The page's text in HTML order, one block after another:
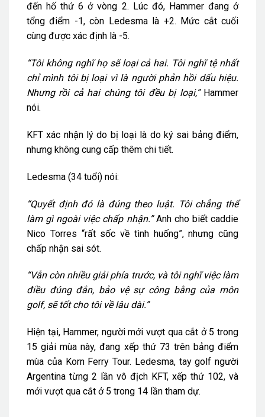
đến hố thứ 6 ở vòng 2. Lúc đó, Hammer đang ở
tổng điểm -1, còn Ledesma là +2. Mức cắt cuối
cùng được xác định là -5.
“Tôi không nghĩ họ sẽ loại cả hai. Tôi nghĩ tệ nhất
chỉ mình tôi bị loại vì là người phản hồi dấu hiệu.
Nhưng rồi cả hai chúng tôi đều bị loại,”Hammer
nói.
KFT xác nhận lý do bị loại là do ký sai bảng điểm,
nhưng không cung cấp thêm chi tiết.
Ledesma (34 tuổi) nói:
“Quyết định đó là đúng theo luật. Tôi chẳng thể
làm gì ngoài việc chấp nhận.”Anh cho biết caddie
Nico Torres “rất sốc về tình huống”, nhưng cũng
chấp nhận sai sót.
“Vẫn còn nhiều giải phía trước, và tôi nghĩ việc làm
điều đúng đắn, bảo vệ sự công bằng của môn
golf, sẽ tốt cho tôi về lâu dài.”
Hiện tại, Hammer, người mới vượt qua cắt ở 5 trong
15 giải mùa này, đang xếp thứ 73 trên bảng điểm
mùa của Korn Ferry Tour. Ledesma, tay golf người
Argentina từng 2 lần vô địch KFT, xếp thứ 102, và
mới vượt qua cắt ở 5 trong 14 lần tham dự.